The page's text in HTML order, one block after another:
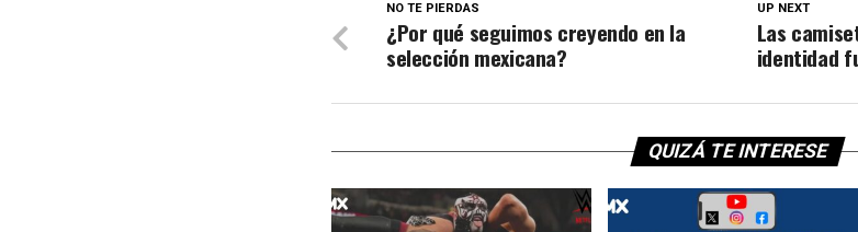
UP NEXT
Las
identidad
NO TE PIERDAS
¿Por qué seguimos creyendo en la
selección mexicana?
QUIZÁ TE INTERESE